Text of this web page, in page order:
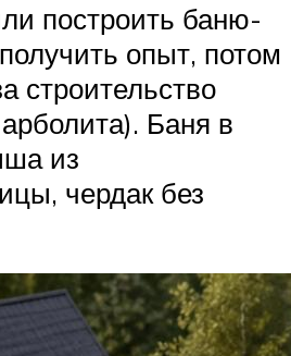
построить баню-
опыт, потом
строительство
Баня в
из
чердак без